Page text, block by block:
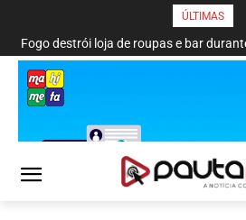
ÚLTIMAS
Fogo destrói loja de roupas e bar
de João